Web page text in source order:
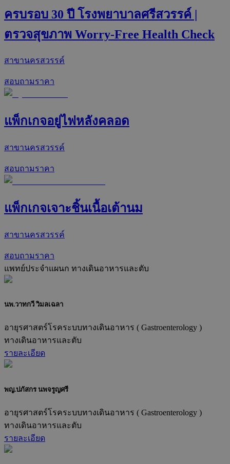
ครบรอบ 30 ปี โรงพยาบาลศรีสวรรค์ |
ตรวจสุขภาพ Worry-Free Health Check
สาขานครสวรรค์
สอบถามราคา
แพ็กเกจอยู่ไฟหลังคลอด
สาขานครสวรรค์
สอบถามราคา
แพ็กเกจเจาะชิ้นเนื้อเต้านม
สาขานครสวรรค์
สอบถามราคา
แพทย์ประจำแผนก ทางเดินอาหารและตับ
นพ.วาทกวี วิมลเฉลา
อายุรศาสตร์โรคระบบทางเดินอาหาร ( Gastroenterology )
ทางเดินอาหารและตับ
รายละเอียด
พญ.ปภัสกร นพจรูญศรี
อายุรศาสตร์โรคระบบทางเดินอาหาร ( Gastroenterology )
ทางเดินอาหารและตับ
รายละเอียด